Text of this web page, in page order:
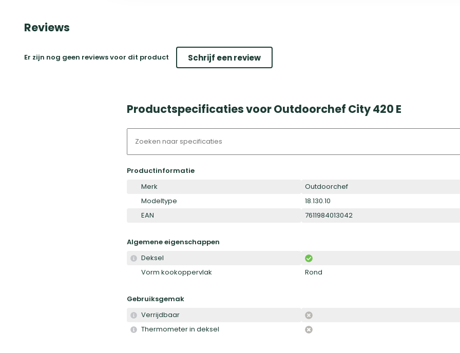
Reviews
Er zijn nog geen reviews voor dit product Schrijf een review
Productspecificaties voor Outdoorchef City 420 E
Productinformatie
Merk
Outdoorchef
Modeltype
18.130.10
EAN
7611984013042
Algemene eigenschappen
Deksel
Vorm kookoppervlak
Rond
Gebruiksgemak
Verrijdbaar
Thermometer in deksel